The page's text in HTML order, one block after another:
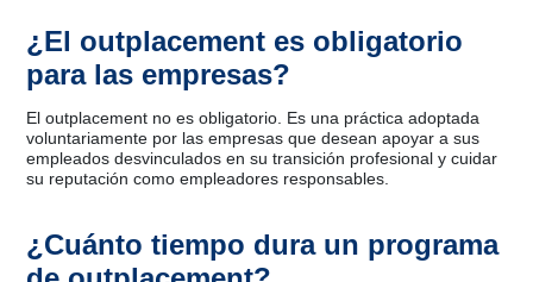
¿El outplacement es obligatorio
para las empresas?
El outplacement no es obligatorio. Es una práctica adoptada
voluntariamente por las empresas que desean apoyar a sus
empleados desvinculados en su transición profesional y cuidar
su reputación como empleadores responsables.
¿Cuánto tiempo dura un programa